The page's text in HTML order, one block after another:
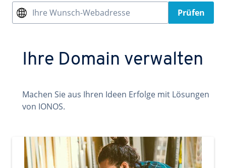
Ihre Wunsch-Webadresse Prüfen
Ihre Domain verwalten
Machen Sie aus Ihren Ideen Erfolge mit Lösungen
von IONOS.